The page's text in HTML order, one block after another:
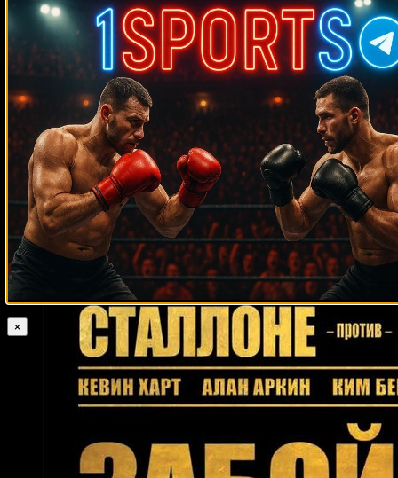
Уильям Хосе Омелио Аграмонте Реджи Сандерс Рон Хьюмс
Габриэль Руэлас
Пьер Кутзер Шугар Рэй Леонард
Веллингтон Турман Крис Гутьеррес Али Лукаса Стив Эрцег Кен
Бьюкенен Хайме Ранхель Майк Тайсон
Бен Нсафоа
Октей Уркал
Джесси Бенавидес Отис Грант Крейг Пейн
Бастер
Дикки Эклунд Оливер МакКолл Пол Васкес
Вирджил Хилл
Рафаэль Педро Кассим Оума Вито Антуофермо Конор Бенн
Луис
Санчес Рейнанте Джамили Эдвин Васкес Диего Корралес
Стив Форбс Вячеслав Яковенко Карла Эспарза Джерри Хэлстид
Геннадий ГоловкинДаниэль Дюбуа Лоуренс
Околи Стив Зуски Томаш Мразек Руди Любберс Энди Прайс
Лукас
Мартин Маттиссе
Клаудио Виктор Мартине
×